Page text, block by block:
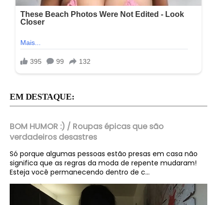
EM DESTAQUE:
BOM HUMOR :) / Roupas épicas que são
verdadeiros desastres
Só porque algumas pessoas estão presas em casa não
significa que as regras da moda de repente mudaram!
Esteja você permanecendo dentro de c...